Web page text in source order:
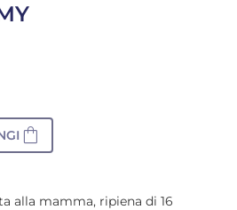
shopping_bag
alla mamma, ripiena di 16